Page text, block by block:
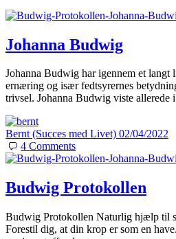
Johanna Budwig
Johanna Budwig har igennem et langt
ernæring og især fedtsyrernes
trivsel. Johanna Budwig viste
Bernt (Succes med Livet) 02/04/2022
4Comments
Budwig Protokollen
Budwig Protokollen Naturlig hjælp til
Forestil dig, at din krop er som en